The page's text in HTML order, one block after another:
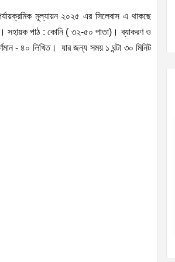
মূল্যায়ন ২০২৫ এর সিলেবাস এ থাকছে
সহায়ক পাঠ : কোনি ( ৩২-৫০ পাতা)। ব্যাকরণ ও
- ৪০ লিখিত। যার জন্য সময় ১ ঘন্টা ৩০ মিনিট